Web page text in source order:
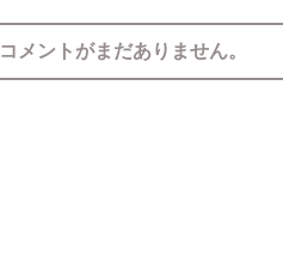
コメントがまだありません。